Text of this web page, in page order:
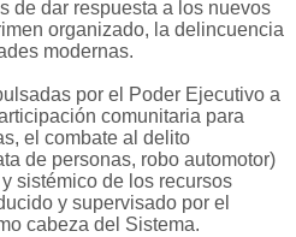
de dar respuesta a los nuevos
organizado, la delincuencia
modernas.
por el Poder Ejecutivo a
comunitaria para
el combate al delito
de personas, robo automotor)
sistémico de los recursos
y supervisado por el
cabeza del Sistema.